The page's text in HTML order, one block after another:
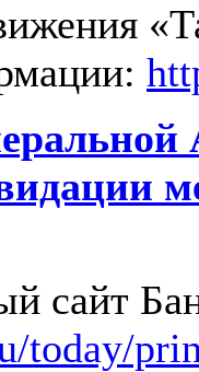
сайт
today/